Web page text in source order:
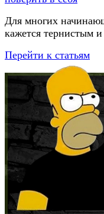
Для многих
кажется тернистым
Перейти к статьям